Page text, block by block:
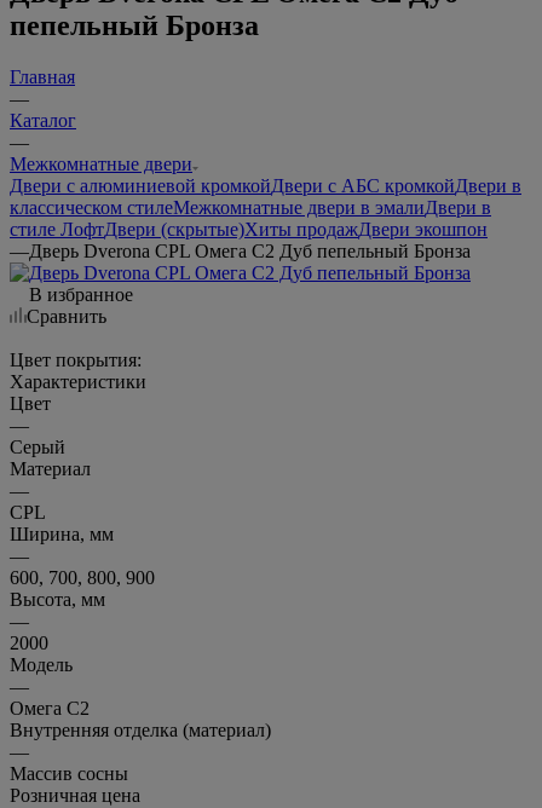
пепельный Бронза
Главная
—
Каталог
—
Межкомнатные двери
Двери с алюминиевой кромкойДвери с АБС кромкойДвери в
классическом стилеМежкомнатные двери в эмалиДвери в
стиле ЛофтДвери (скрытые)Хиты продажДвери экошпон
—Дверь Dverona CPL Омега С2 Дуб пепельный Бронза
В избранное
Сравнить
Цвет покрытия:
Характеристики
Цвет
—
Серый
Материал
—
CPL
Ширина, мм
—
600, 700, 800, 900
Высота, мм
—
2000
Модель
—
Омега С2
Внутренняя отделка (материал)
—
Массив сосны
Розничная цена